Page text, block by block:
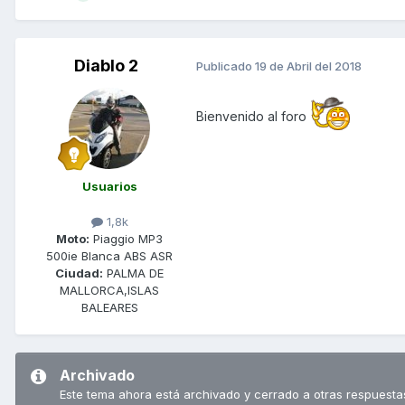
Diablo 2
Usuarios
1,8k
Moto: Piaggio MP3
500ie Blanca ABS ASR
Ciudad: PALMA DE
MALLORCA,ISLAS
BALEARES
Publicado 19 de Abril del 2018
Bienvenido al foro
Archivado
Este tema ahora está archivado y cerrado a otras